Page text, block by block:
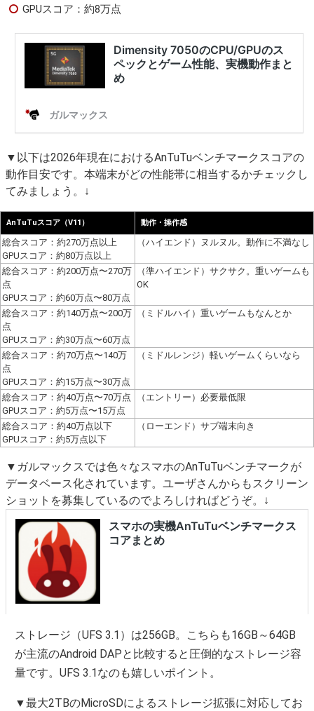
GPUスコア：約8万点
▼以下は2026年現在におけるAnTuTuベンチマークスコアの
動作目安です。本端末がどの性能帯に相当するかチェックし
てみましょう。↓
AnTuTuスコア（V11） 動作・操作感
総合スコア：約270万点以上
GPUスコア：約80万点以上
（ハイエンド）ヌルヌル。動作に不満なし
総合スコア：約200万点〜270万
点
GPUスコア：約60万点〜80万点
（準ハイエンド）サクサク。重いゲームも
OK
総合スコア：約140万点〜200万
点
GPUスコア：約30万点〜60万点
（ミドルハイ）重いゲームもなんとか
総合スコア：約70万点〜140万
点
GPUスコア：約15万点〜30万点
（ミドルレンジ）軽いゲームくらいなら
総合スコア：約40万点〜70万点
GPUスコア：約5万点〜15万点
（エントリー）必要最低限
総合スコア：約40万点以下
GPUスコア：約5万点以下
（ローエンド）サブ端末向き
▼ガルマックスでは色々なスマホのAnTuTuベンチマークが
データベース化されています。ユーザさんからもスクリーン
ショットを募集しているのでよろしければどうぞ。↓
ストレージ（UFS 3.1）は256GB。こちらも16GB～64GB
が主流のAndroid DAPと比較すると圧倒的なストレージ容
量です。UFS 3.1なのも嬉しいポイント。
▼最大2TBのMicroSDによるストレージ拡張に対応してお